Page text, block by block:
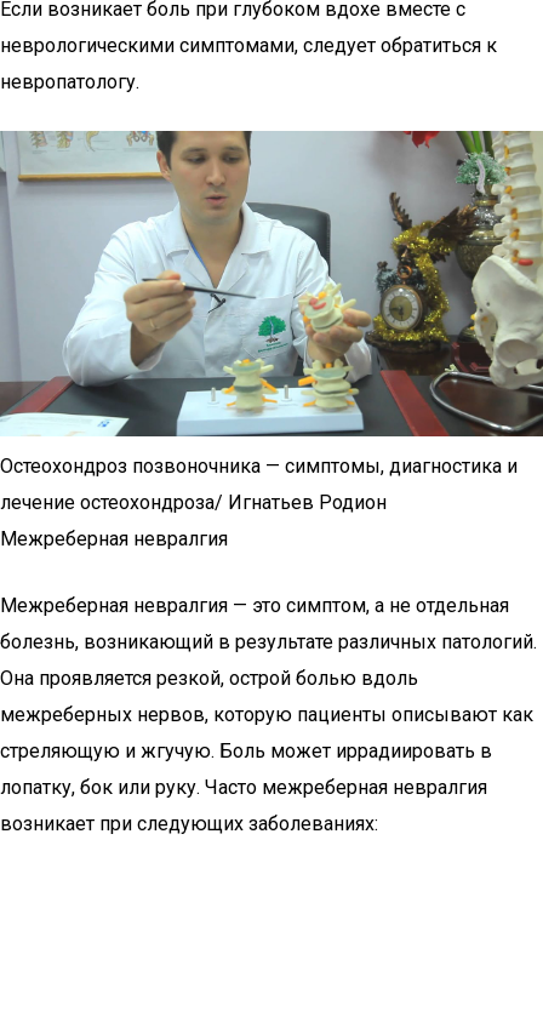
Если возникает боль при глубоком вдохе вместе с
неврологическими симптомами, следует обратиться к
невропатологу.
Остеохондроз позвоночника — симптомы, диагностика и
лечение остеохондроза/ Игнатьев Родион
Межреберная невралгия
Межреберная невралгия — это симптом, а не отдельная
болезнь, возникающий в результате различных патологий.
Она проявляется резкой, острой болью вдоль
межреберных нервов, которую пациенты описывают как
стреляющую и жгучую. Боль может иррадиировать в
лопатку, бок или руку. Часто межреберная невралгия
возникает при следующих заболеваниях: